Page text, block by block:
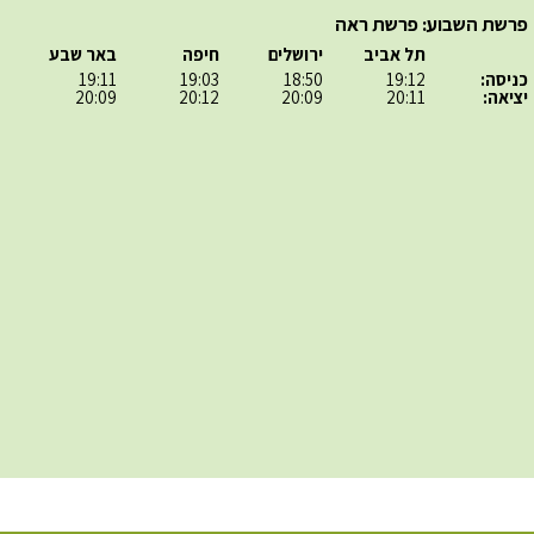
פרשת השבוע: פרשת ראה
כניסה:
יציאה:
תל אביב
19:12
20:11
ירושלים
18:50
20:09
חיפה
19:03
20:12
באר שבע
19:11
20:09